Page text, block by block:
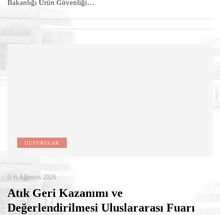
Bakanlığı Ürün Güvenliği…
DUYURULAR
6 Ağustos 2026
Atık Geri Kazanımı ve
Değerlendirilmesi Uluslararası Fuarı